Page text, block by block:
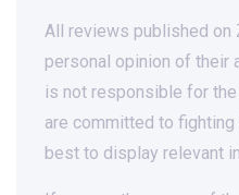
All reviews published on
personal opinion of their
is not responsible for
are committed to
best to display relevant